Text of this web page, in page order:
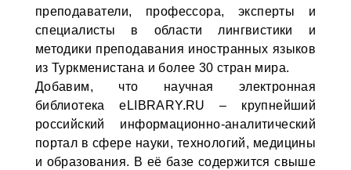
преподаватели, профессора, эксперты и
специалисты в области лингвистики и
методики преподавания иностранных языков
из Туркменистана и более 30 стран мира.
Добавим, что научная электронная
библиотека eLIBRARY.RU – крупнейший
российский информационно-аналитический
портал в сфере науки, технологий, медицины
и образования. В её базе содержится свыше